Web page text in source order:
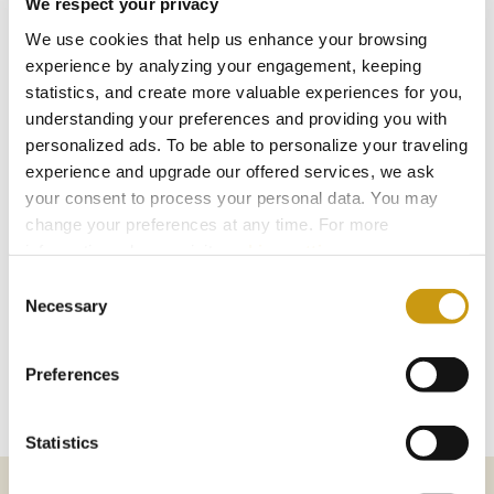
We use cookies that help us enhance your browsing
experience by analyzing your engagement, keeping
statistics, and create more valuable experiences for you,
understanding your preferences and providing you with
personalized ads. To be able to personalize your traveling
experience and upgrade our offered services, we ask
your consent to process your personal data. You may
change your preferences at any time. For more
Selection
Necessary
Preferences
Statistics
die Stadt.
MEHR